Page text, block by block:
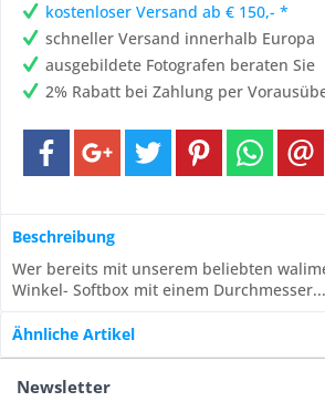
kostenloser Versand ab € 150,- *
schneller Versand innerhalb Europa
ausgebildete Fotografen beraten Sie
2% Rabatt bei Zahlung per
Beschreibung
Wer bereits mit unserem beliebten
Winkel- Softbox mit einem Durchmesser...
Ähnliche Artikel
Newsletter